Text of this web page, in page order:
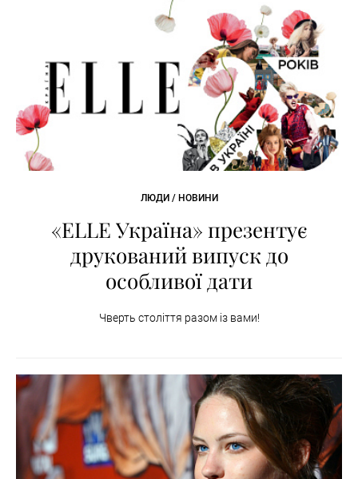
ЛЮДИ / НОВИНИ
«ELLE Україна» презентує
друкований випуск до
особливої дати
Чверть століття разом із вами!